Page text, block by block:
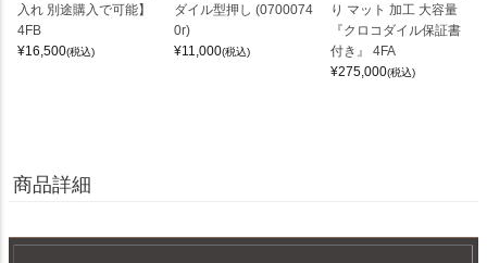
入れ 別途購入で可能】
4FB
¥16,500(税込)
ダイル型押し (0700074
0r)
¥11,000(税込)
り マット 加工 大容量
『クロコダイル保証書
付き』 4FA
¥275,000(税込)
商品詳細